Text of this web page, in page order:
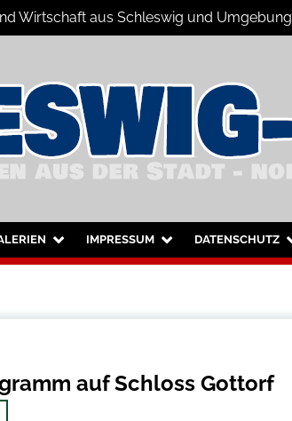
Wirtschaft aus Schleswig und Umgebung
und Umgebung
IMPRESSUM DATENSCHUTZ
auf Schloss Gottorf